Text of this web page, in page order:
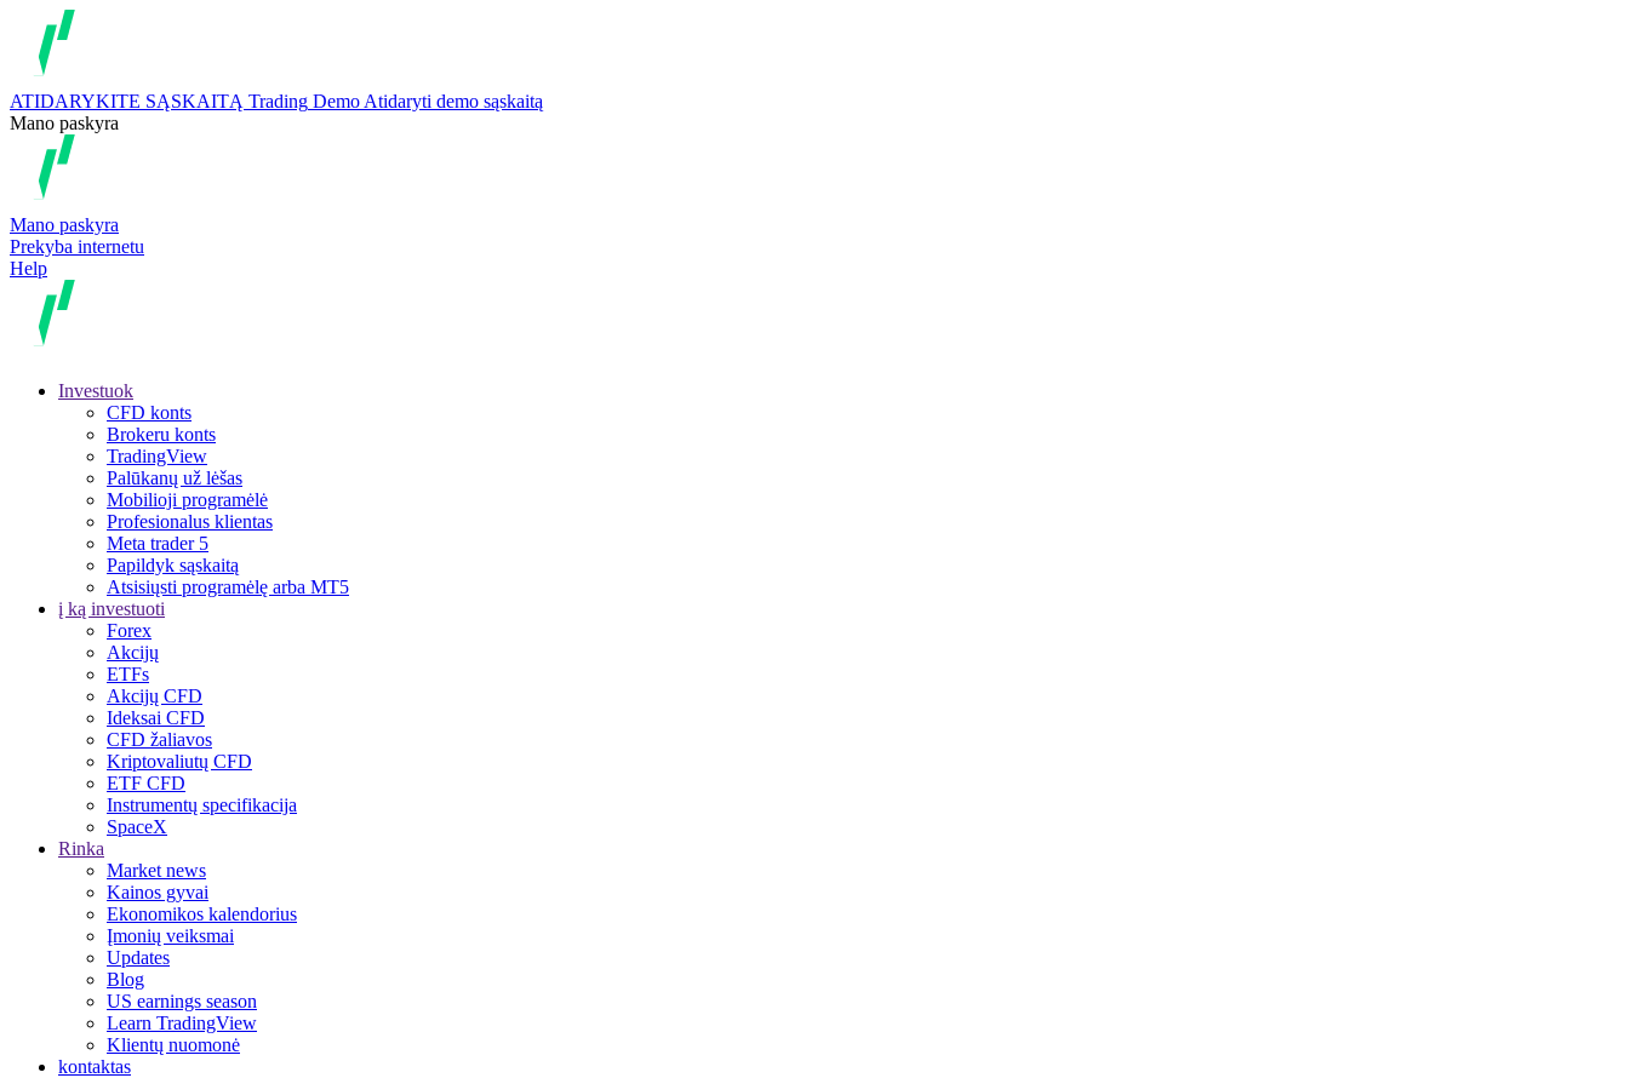
ATIDARYKITE SĄSKAITĄ Trading Demo Atidaryti demo sąskaitą
Mano paskyra
Mano paskyra
Prekyba internetu
Help
Investuok
CFD konts
Brokeru konts
TradingView
Palūkanų už lėšas
Mobilioji programėlė
Profesionalus klientas
Meta trader 5
Papildyk sąskaitą
Atsisiųsti programėlę arba MT5
į ką investuoti
Forex
Akcijų
ETFs
Akcijų CFD
Ideksai CFD
CFD žaliavos
Kriptovaliutų CFD
ETF CFD
Instrumentų specifikacija
SpaceX
Rinka
Market news
Kainos gyvai
Ekonomikos kalendorius
Įmonių veiksmai
Updates
Blog
US earnings season
Learn TradingView
Klientų nuomonė
kontaktas